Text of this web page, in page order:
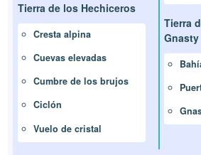
Tierra de los Hechiceros
Cresta alpina
Cuevas elevadas
Cumbre de los brujos
Ciclón
Vuelo de cristal
Tierra
Gnasty